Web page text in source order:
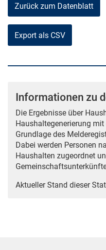
Zurück zum Datenblatt
Export als CSV
Informationen zu
Die Ergebnisse über
Haushaltegenerierung
Grundlage des
Dabei werden Personen
Haushalten zugeordnet
Aktueller Stand dieser